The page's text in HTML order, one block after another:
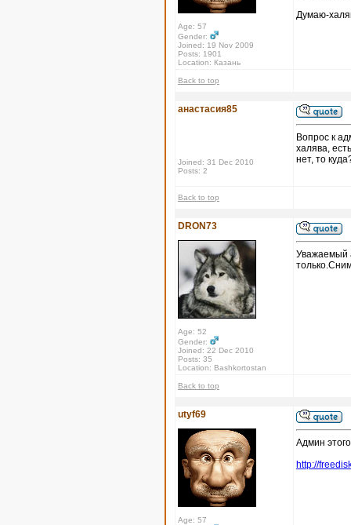
Age: 57
Gender:
Joined: 19 Nov 2009
Posts: 1901
Location: Казань
Думаю-
Back to top
анастасия85
Joined: 31 Dec 2010
Posts: 2
Вопрос к
халява,
нет, то
Back to top
DRON73
Age: 52
Gender:
Joined: 22 Dec 2010
Posts: 35
Location: Bashkortostan
Уважаемый
Back to top
utyf69
Age: 57
Админ
http://